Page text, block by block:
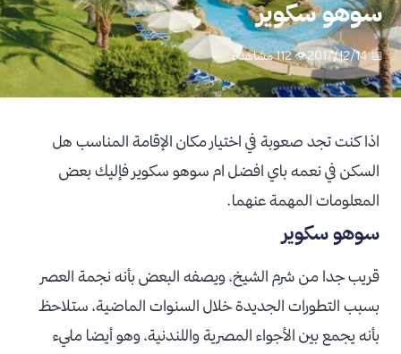
سوهو سكوير
📅 2017/12/14 👁 112 مشاهدة
اذا كنت تجد صعوبة في اختيار مكان الإقامة المناسب هل
السكن في نعمه باي افضل ام سوهو سكوير فإليك بعض
المعلومات المهمة عنهما.
سوهو سكوير
قريب جدا من شرم الشيخ، ويصفه البعض بأنه نجمة العصر
بسبب التطورات الجديدة خلال السنوات الماضية، ستلاحظ
بأنه يجمع بين الأجواء المصرية واللندنية، وهو أيضا مليء